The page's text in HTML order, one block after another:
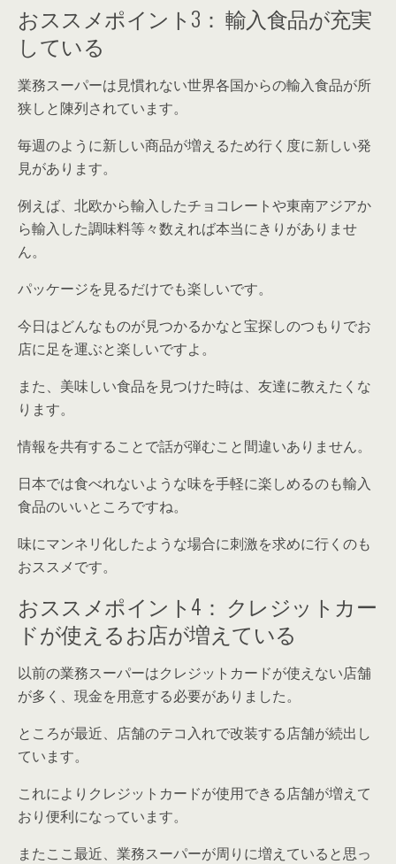
おススメポイント3： 輸入食品が充実
している
業務スーパーは見慣れない世界各国からの輸入食品が所
狭しと陳列されています。
毎週のように新しい商品が増えるため行く度に新しい発
見があります。
例えば、北欧から輸入したチョコレートや東南アジアか
ら輸入した調味料等々数えれば本当にきりがありませ
ん。
パッケージを見るだけでも楽しいです。
今日はどんなものが見つかるかなと宝探しのつもりでお
店に足を運ぶと楽しいですよ。
また、美味しい食品を見つけた時は、友達に教えたくな
ります。
情報を共有することで話が弾むこと間違いありません。
日本では食べれないような味を手軽に楽しめるのも輸入
食品のいいところですね。
味にマンネリ化したような場合に刺激を求めに行くのも
おススメです。
おススメポイント4： クレジットカー
ドが使えるお店が増えている
以前の業務スーパーはクレジットカードが使えない店舗
が多く、現金を用意する必要がありました。
ところが最近、店舗のテコ入れで改装する店舗が続出し
ています。
これによりクレジットカードが使用できる店舗が増えて
おり便利になっています。
またここ最近、業務スーパーが周りに増えていると思っ